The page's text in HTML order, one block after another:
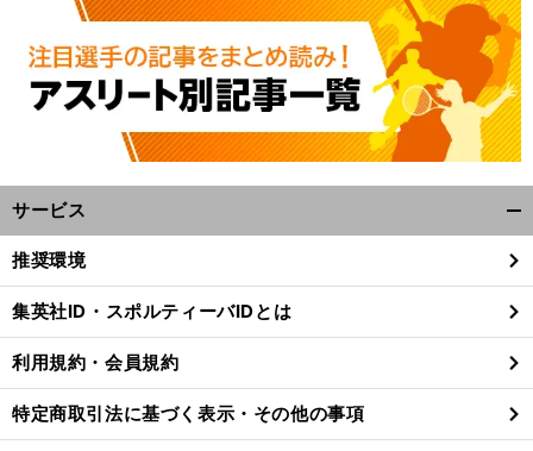
サービス
閉
る
推奨環境
集英社ID・スポルティーバIDとは
利用規約・会員規約
特定商取引法に基づく表示・その他の事項